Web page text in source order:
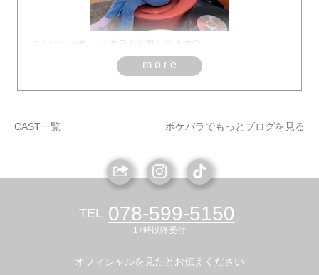
こんばんは🕊𓂃𓂂𓏸 本日も出勤してます🤍
more
ポケパラでもっとブログを見る
CAST一覧
TEL 078-599-5150
17時以降受付
オフィシャルを見たとお伝えください